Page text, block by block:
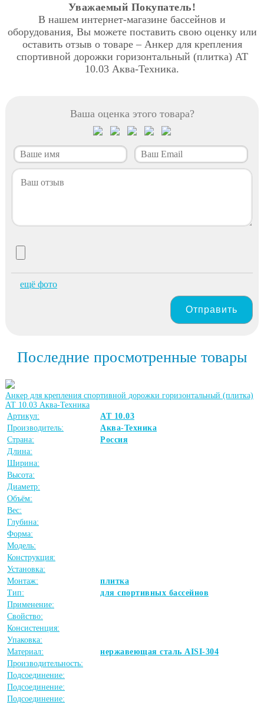
Уважаемый Покупатель!
В нашем интернет-магазине бассейнов и
оборудования, Вы можете поставить свою оценку или
оставить отзыв о товаре – Анкер для крепления
спортивной дорожки горизонтальный (плитка) АТ
10.03 Аква-Техника.
Ваша оценка этого товара?
ещё фото
Отправить
Последние просмотренные товары
Анкер для крепления спортивной дорожки горизонтальный (плитка)
АТ 10.03 Аква-Техника
Артикул:
АТ 10.03
Производитель:
Аква-Техника
Страна:
Россия
Длина:
Ширина:
Высота:
Диаметр:
Объём:
Вес:
Глубина:
Форма:
Модель:
Конструкция:
Установка:
Монтаж:
плитка
Тип:
для спортивных бассейнов
Применение:
Свойство:
Консистенция:
Упаковка:
Материал:
нержавеющая сталь AISI-304
Производительность:
Подсоединение:
Подсоединение:
Подсоединение: